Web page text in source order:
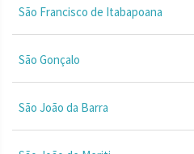
São Francisco de Itabapoana
São Gonçalo
São João da Barra